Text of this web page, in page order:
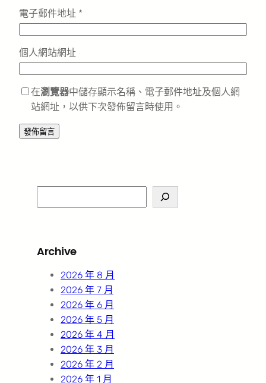
電子郵件地址 *
個人網站網址
在瀏覽器中儲存顯示名稱、電子郵件地址及個人網
站網址，以供下次發佈留言時使用。
e
c
Archive
2026 年 8 月
2026 年 7 月
2026 年 6 月
2026 年 5 月
2026 年 4 月
2026 年 3 月
2026 年 2 月
2026 年 1 月